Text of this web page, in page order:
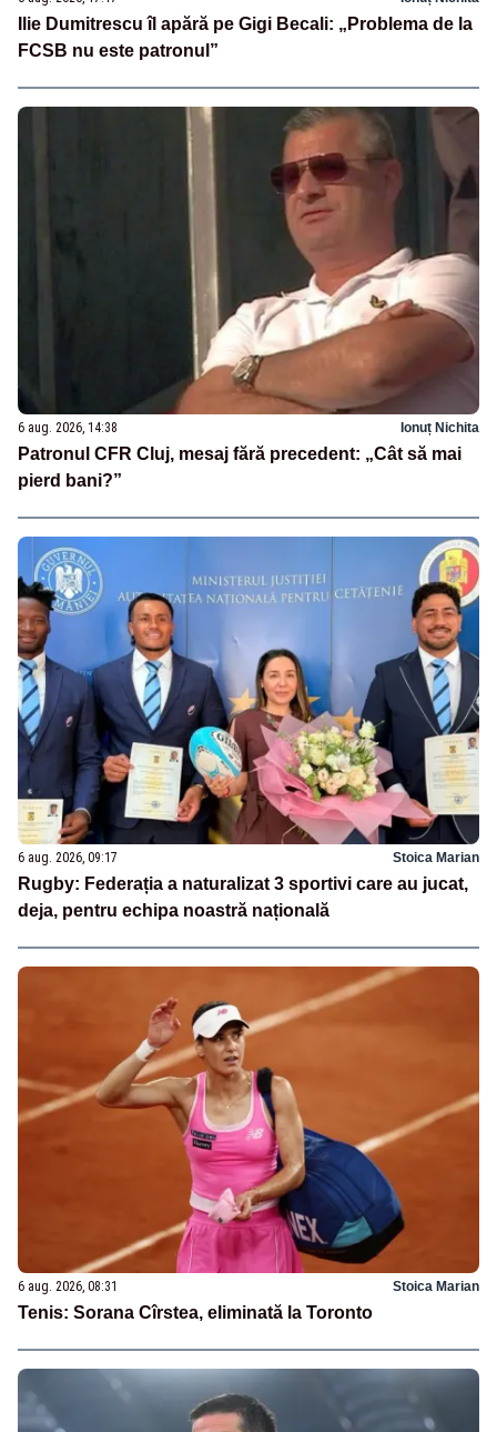
Ilie Dumitrescu îl apără pe Gigi Becali: „Problema de la
FCSB nu este patronul”
6 aug. 2026, 14:38 Ionuț Nichita
Patronul CFR Cluj, mesaj fără precedent: „Cât să mai
pierd bani?”
6 aug. 2026, 09:17 Stoica Marian
Rugby: Federația a naturalizat 3 sportivi care au jucat,
deja, pentru echipa noastră națională
6 aug. 2026, 08:31 Stoica Marian
Tenis: Sorana Cîrstea, eliminată la Toronto